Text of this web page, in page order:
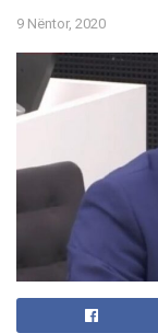
9 Nëntor, 2020